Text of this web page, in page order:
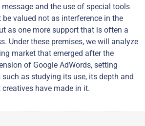
and the use of special tools
valued not as interference in the
as one more support that is often a
Under these premises, we will analyze
market that emerged after the
of Google AdWords, setting
as studying its use, its depth and
have made in it.